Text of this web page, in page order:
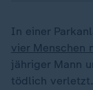
In einer
vier Menschen
jähriger Mann
tödlich